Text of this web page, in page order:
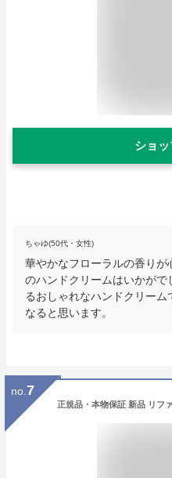
ショ
ちゃゆ(50代・女性)
華やかなフローラルの香りが
のハンドクリームはいかが
るおしゃれなハンドクリー
なると思います。
no. 7